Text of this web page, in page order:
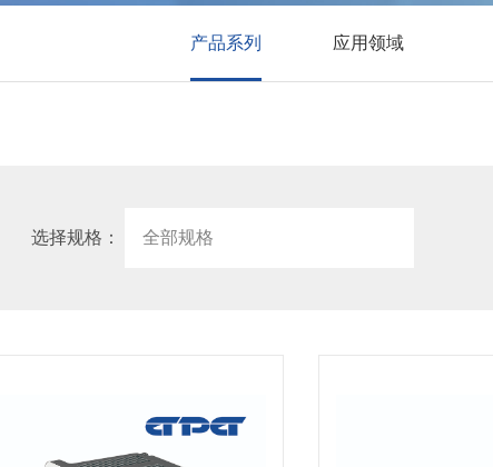
产品系列 应用领域
选择规格：